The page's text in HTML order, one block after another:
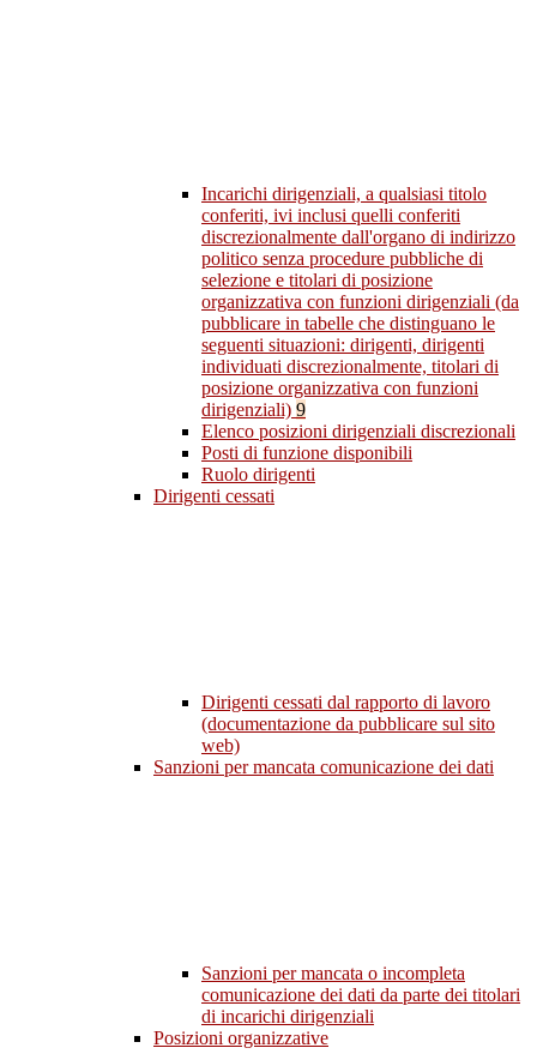
Incarichi dirigenziali, a qualsiasi titolo
conferiti, ivi inclusi quelli conferiti
discrezionalmente dall'organo di indirizzo
politico senza procedure pubbliche di
selezione e titolari di posizione
organizzativa con funzioni dirigenziali (da
pubblicare in tabelle che distinguano le
seguenti situazioni: dirigenti, dirigenti
individuati discrezionalmente, titolari di
posizione organizzativa con funzioni
dirigenziali) 9
Elenco posizioni dirigenziali discrezionali
Posti di funzione disponibili
Ruolo dirigenti
Dirigenti cessati
Dirigenti cessati dal rapporto di lavoro
(documentazione da pubblicare sul sito
web)
Sanzioni per mancata comunicazione dei dati
Sanzioni per mancata o incompleta
comunicazione dei dati da parte dei titolari
di incarichi dirigenziali
Posizioni organizzative